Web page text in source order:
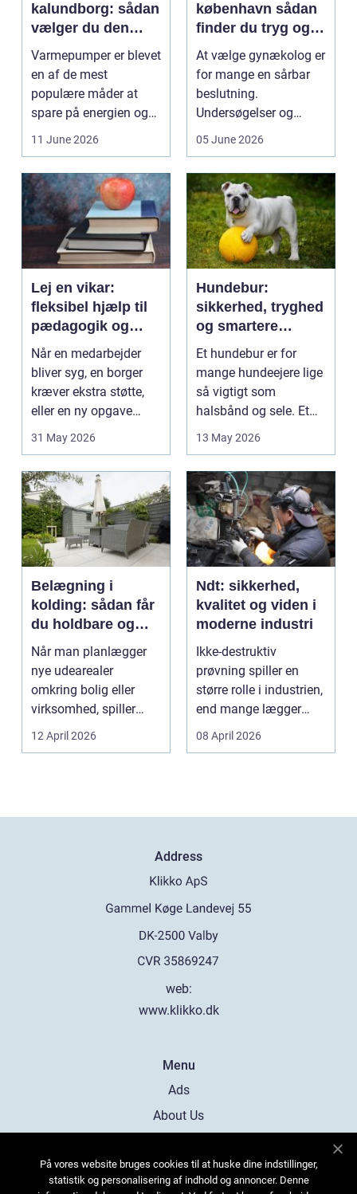
kalundborg: sådan
vælger du den
rigtige løsning
Varmepumper er blevet
en af de mest
populære måder at
spare på energien og
få et bedre indeklima
11 June 2026
københavn sådan
finder du tryg og
professionel hjælp
At vælge gynækolog er
for mange en sårbar
beslutning.
Undersøgelser og
behandlinger foregår i
05 June 2026
Lej en vikar:
fleksibel hjælp til
pædagogik og
sundhed
Når en medarbejder
bliver syg, en borger
kræver ekstra støtte,
eller en ny opgave
opstår fra dag til...
31 May 2026
Hundebur:
sikkerhed, tryghed
og smartere
hverdag med hund
Et hundebur er for
mange hundeejere lige
så vigtigt som
halsbånd og sele. Et
godt bur gi...
13 May 2026
Belægning i
kolding: sådan får
du holdbare og
flotte udearealer
Når man planlægger
nye udearealer
omkring bolig eller
virksomhed, spiller
belægningen en helt
centra...
12 April 2026
Ndt: sikkerhed,
kvalitet og viden i
moderne industri
Ikke-destruktiv
prøvning spiller en
større rolle i industrien,
end mange lægger
mærke til i hverdage...
08 April 2026
Address
web:
www.klikko.dk
Menu
Ads
About Us
Contact
På vores website bruges cookies til at huske dine indstillinger,
statistik og personalisering af indhold og annoncer. Denne